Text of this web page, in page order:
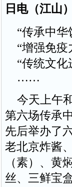
日电（江山）
“传承中华
“增强免疫
“传统文化
……
今天上午
第六场传承
先后举办了
老北京炸酱
（素）、黄
丝、三鲜宝